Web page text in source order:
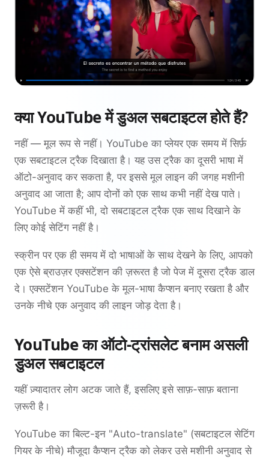
क्या YouTube में डुअल सबटाइटल होते हैं?
नहीं — मूल रूप से नहीं। YouTube का प्लेयर एक समय में सिर्फ़
एक सबटाइटल ट्रैक दिखाता है। यह उस ट्रैक का दूसरी भाषा में
ऑटो-अनुवाद कर सकता है, पर इससे मूल लाइन की जगह मशीनी
अनुवाद आ जाता है; आप दोनों को एक साथ कभी नहीं देख पाते।
YouTube में कहीं भी, दो सबटाइटल ट्रैक एक साथ दिखाने के
लिए कोई सेटिंग नहीं है।
स्क्रीन पर एक ही समय में दो भाषाओं के साथ देखने के लिए, आपको
एक ऐसे ब्राउज़र एक्सटेंशन की ज़रूरत है जो पेज में दूसरा ट्रैक डाल
दे। एक्सटेंशन YouTube के मूल-भाषा कैप्शन बनाए रखता है और
उनके नीचे एक अनुवाद की लाइन जोड़ देता है।
YouTube का ऑटो-ट्रांसलेट बनाम असली
डुअल सबटाइटल
यहीं ज़्यादातर लोग अटक जाते हैं, इसलिए इसे साफ़-साफ़ बताना
ज़रूरी है।
YouTube का बिल्ट-इन "Auto-translate" (सबटाइटल सेटिंग
गियर के नीचे) मौजूदा कैप्शन ट्रैक को लेकर उसे मशीनी अनुवाद से